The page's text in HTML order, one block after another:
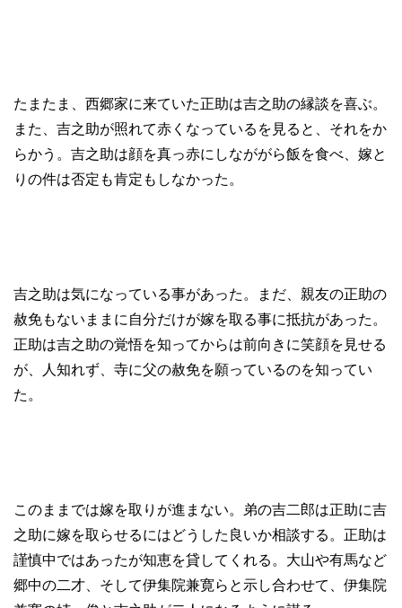
たまたま、西郷家に来ていた正助は吉之助の縁談を喜ぶ。
また、吉之助が照れて赤くなっているを見ると、それをか
らかう。吉之助は顔を真っ赤にしなががら飯を食べ、嫁と
りの件は否定も肯定もしなかった。
吉之助は気になっている事があった。まだ、親友の正助の
赦免もないままに自分だけが嫁を取る事に抵抗があった。
正助は吉之助の覚悟を知ってからは前向きに笑顔を見せる
が、人知れず、寺に父の赦免を願っているのを知ってい
た。
このままでは嫁を取りが進まない。弟の吉二郎は正助に吉
之助に嫁を取らせるにはどうした良いか相談する。正助は
謹慎中ではあったが知恵を貸してくれる。大山や有馬など
郷中の二才、そして伊集院兼寛らと示し合わせて、伊集院